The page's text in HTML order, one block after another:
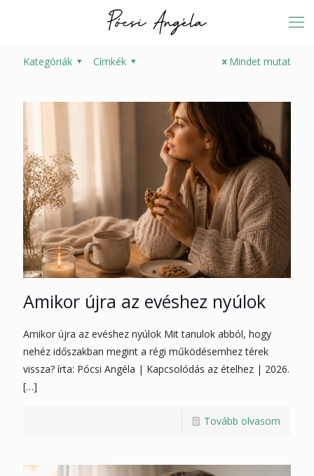
Kategóriák Címkék Mindet mutat
Amikor újra az evéshez nyúlok
Amikor újra az evéshez nyúlok Mit tanulok abból, hogy
nehéz időszakban megint a régi működésemhez térek
vissza? írta: Pócsi Angéla | Kapcsolódás az ételhez | 2026.
[…]
Tovább olvasom